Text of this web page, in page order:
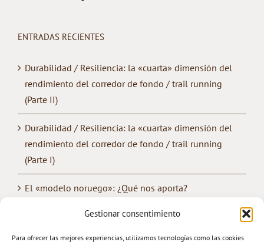
Gestionar consentimiento
Para ofrecer las mejores experiencias, utilizamos tecnologías como las cookies
ENTRADAS RECIENTES
Durabilidad / Resiliencia: la «cuarta» dimensión del
rendimiento del corredor de fondo / trail running
(Parte II)
Durabilidad / Resiliencia: la «cuarta» dimensión del
rendimiento del corredor de fondo / trail running
(Parte I)
El «modelo noruego»: ¿Qué nos aporta?
¿Cómo mejorar la «convivencia» entre los
entrenamientos de fuerza y de resistencia?